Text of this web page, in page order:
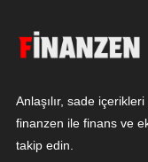
Anlaşılır, sade
finanzen ile finans ve
takip edin.